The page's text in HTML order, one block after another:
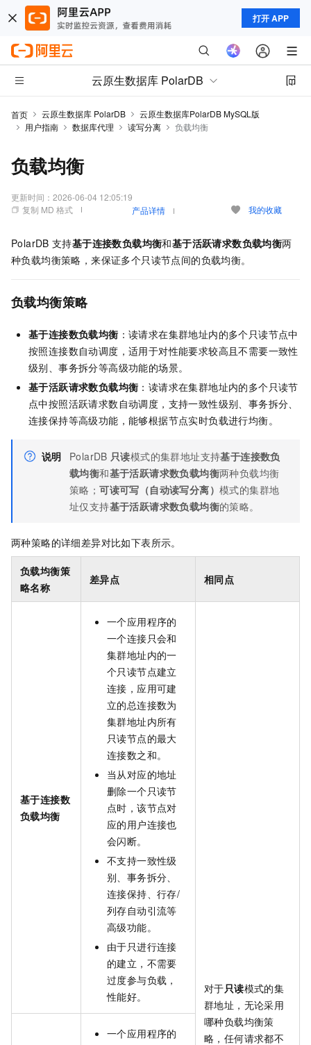
打开 APP
云原生数据库 PolarDB
首页 云原生数据库 PolarDB
云原生数据库PolarDB MySQL版
用户指南
数据库代理 读写分离 负载均衡
负载均衡
更新时间： 2026-06-04 12:05:19
复制 MD 格式
产品详情 我的收藏
PolarDB 支持基于连接数负载均衡和基于活跃请求数负载均衡两
种负载均衡策略，来保证多个只读节点间的负载均衡。
负载均衡策略
基于连接数负载均衡 ：读请求在集群地址内的多个只读节点中
按照连接数自动调度，适用于对性能要求较高且不需要一致性
级别、事务拆分等高级功能的场景。
基于活跃请求数负载均衡 ：读请求在集群地址内的多个只读节
点中按照活跃请求数自动调度，支持一致性级别、事务拆分、
连接保持等高级功能，能够根据节点实时负载进行均衡。
说明 PolarDB 只读模式的集群地址支持基于连接数负
载均衡和基于活跃请求数负载均衡两种负载均衡
策略；可读可写（自动读写分离）模式的集群地
址仅支持基于活跃请求数负载均衡的策略。
两种策略的详细差异对比如下表所示。
负载均衡策
略名称
差异点 相同点
基于连接数
负载均衡
一个应用程序的
一个连接只会和
集群地址内的一
个只读节点建立
连接，应用可建
立的总连接数为
集群地址内所有
只读节点的最大
连接数之和。
当从对应的地址
删除一个只读节
点时，该节点对
应的用户连接也
会闪断。
不支持一致性级
别、事务拆分、
连接保持、行存/
列存自动引流等
高级功能。
由于只进行连接
的建立，不需要
过度参与负载，
性能好。
对于只读模式的集
群地址，无论采用
哪种负载均衡策
略，任何请求都不
一个应用程序的